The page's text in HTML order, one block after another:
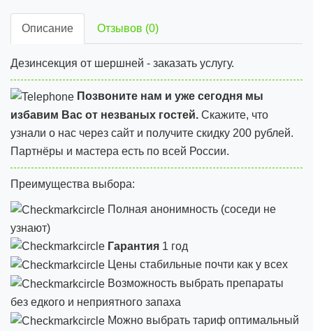
Описание Отзывов (0)
Дезинсекция от шершней - заказать услугу.
Позвоните нам и уже сегодня мы
избавим Вас от незваных гостей. Скажите, что
узнали о нас через сайт и получите скидку 200 рублей.
Партнёры и мастера есть по всей России.
Преимущества выбора:
Полная анонимность (соседи не
узнают)
Гарантия 1 год
Цены стабильные почти как у всех
Возможность выбрать препараты
без едкого и неприятного запаха
Можно выбрать тариф оптимальный